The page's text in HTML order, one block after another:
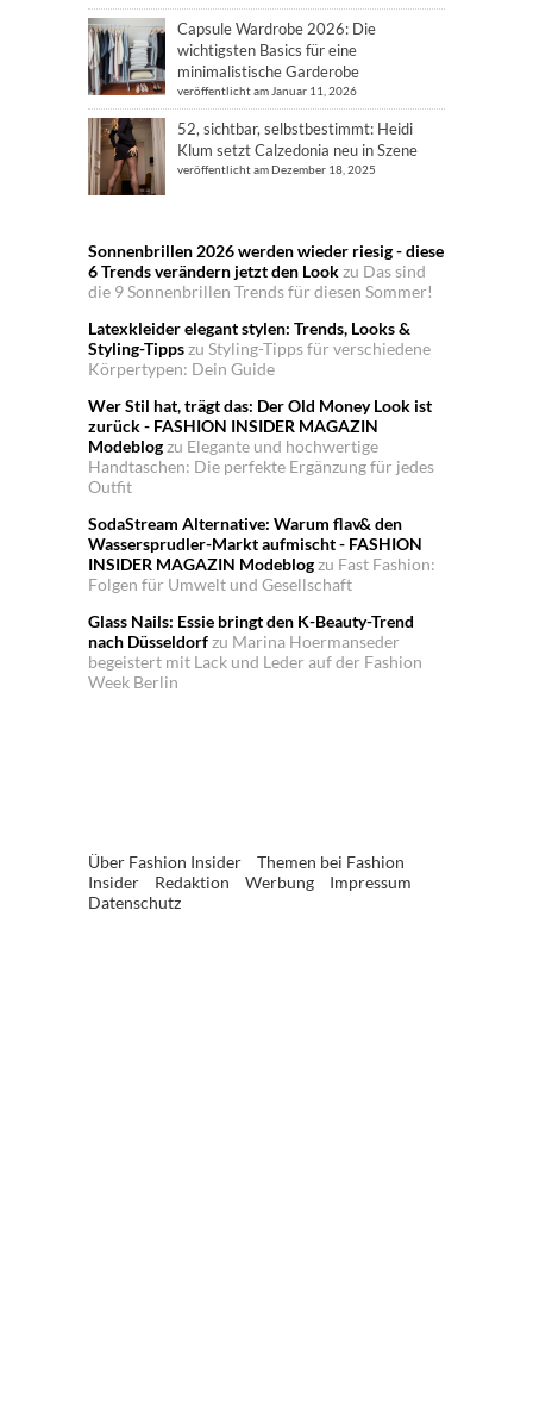
Capsule Wardrobe 2026: Die
wichtigsten Basics für eine
minimalistische Garderobe
veröffentlicht am Januar 11, 2026
52, sichtbar, selbstbestimmt: Heidi
Klum setzt Calzedonia neu in Szene
veröffentlicht am Dezember 18, 2025
Sonnenbrillen 2026 werden wieder riesig - diese
6 Trends verändern jetzt den Lookzu Das sind
die 9 Sonnenbrillen Trends für diesen Sommer!
Latexkleider elegant stylen: Trends, Looks &
Styling-Tippszu Styling-Tipps für verschiedene
Körpertypen: Dein Guide
Wer Stil hat, trägt das: Der Old Money Look ist
zurück - FASHION INSIDER MAGAZIN
Modeblogzu Elegante und hochwertige
Handtaschen: Die perfekte Ergänzung für jedes
Outfit
SodaStream Alternative: Warum flav& den
Wassersprudler-Markt aufmischt - FASHION
INSIDER MAGAZIN Modeblogzu Fast Fashion:
Folgen für Umwelt und Gesellschaft
Glass Nails: Essie bringt den K-Beauty-Trend
nach Düsseldorfzu Marina Hoermanseder
begeistert mit Lack und Leder auf der Fashion
Week Berlin
Über Fashion Insider
Themen bei Fashion
Insider
Redaktion Werbung
Impressum
Datenschutz